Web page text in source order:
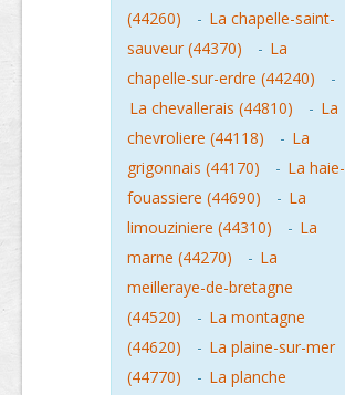
(44260)
- La chapelle-saint-
sauveur (44370)
- La
chapelle-sur-erdre (44240)
-
La chevallerais (44810)
- La
chevroliere (44118)
- La
grigonnais (44170)
- La haie-
fouassiere (44690)
- La
limouziniere (44310)
- La
marne (44270)
- La
meilleraye-de-bretagne
(44520)
- La montagne
(44620)
- La plaine-sur-mer
(44770)
- La planche